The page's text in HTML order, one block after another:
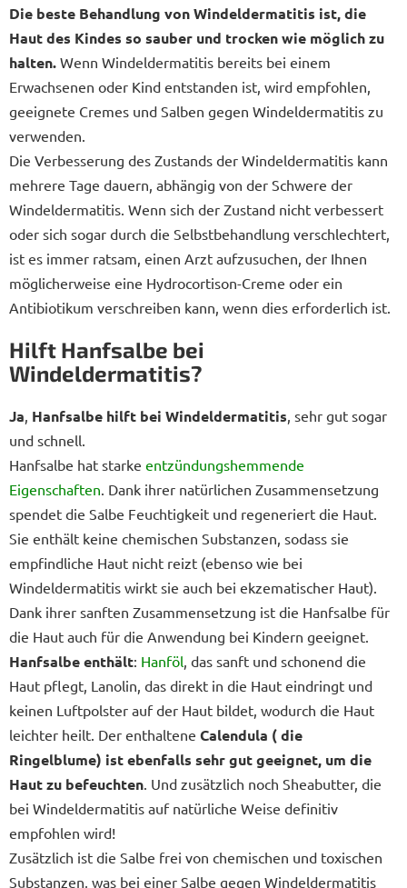
Die beste Behandlung von Windeldermatitis ist, die
Haut des Kindes so sauber und trocken wie möglich zu
halten. Wenn Windeldermatitis bereits bei einem
Erwachsenen oder Kind entstanden ist, wird empfohlen,
geeignete Cremes und Salben gegen Windeldermatitis zu
verwenden.
Die Verbesserung des Zustands der Windeldermatitis kann
mehrere Tage dauern, abhängig von der Schwere der
Windeldermatitis. Wenn sich der Zustand nicht verbessert
oder sich sogar durch die Selbstbehandlung verschlechtert,
ist es immer ratsam, einen Arzt aufzusuchen, der Ihnen
möglicherweise eine Hydrocortison-Creme oder ein
Antibiotikum verschreiben kann, wenn dies erforderlich ist.
Hilft Hanfsalbe bei
Windeldermatitis?
Ja Hanfsalbe hilft bei Windeldermatitis , sehr gut sogar
und schnell.
Hanfsalbe hat starke entzündungshemmende
Eigenschaften . Dank ihrer natürlichen Zusammensetzung
spendet die Salbe Feuchtigkeit und regeneriert die Haut.
Sie enthält keine chemischen Substanzen, sodass sie
empfindliche Haut nicht reizt (ebenso wie bei
Windeldermatitis wirkt sie auch bei ekzematischer Haut).
Dank ihrer sanften Zusammensetzung ist die Hanfsalbe für
die Haut auch für die Anwendung bei Kindern geeignet.
Hanfsalbe enthält: Hanföl , das sanft und schonend die
Haut pflegt, Lanolin, das direkt in die Haut eindringt und
keinen Luftpolster auf der Haut bildet, wodurch die Haut
leichter heilt. Der enthaltene Calendula ( die
Ringelblume) ist ebenfalls sehr gut geeignet, um die
Haut zu befeuchten . Und zusätzlich noch Sheabutter, die
bei Windeldermatitis auf natürliche Weise definitiv
empfohlen wird!
Zusätzlich ist die Salbe frei von chemischen und toxischen
Substanzen, was bei einer Salbe gegen Windeldermatitis